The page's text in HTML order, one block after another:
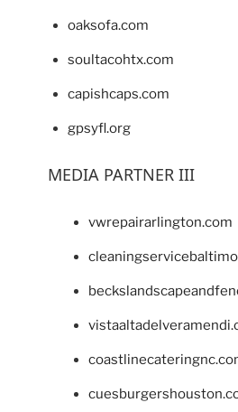
oaksofa.com
soultacohtx.com
capishcaps.com
gpsyfl.org
MEDIA PARTNER III
vwrepairarlington.com